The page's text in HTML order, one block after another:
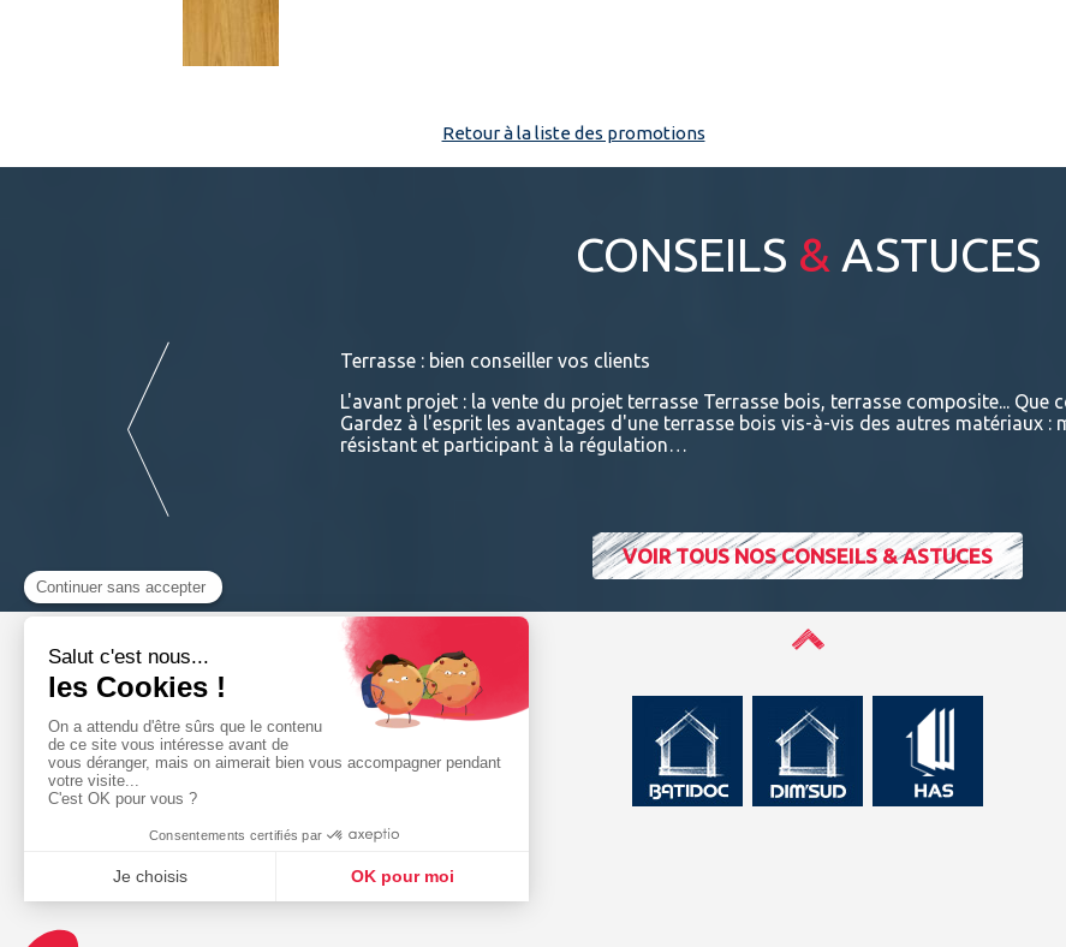
Retour à la liste des promotions
CONSEILS & ASTUCES
Tant sur le prix que sur ses
de professionnels sur ses
Terrasse : bien conseiller vos clients
L'avant projet : la vente du projet terrasse Terrasse bois, terrasse composite... Que
Gardez à l'esprit les avantages d'une terrasse bois vis-à-vis des autres matériaux :
résistant et participant à la régulation…
VOIR TOUS NOS CONSEILS & ASTUCES
Le groupe
Nos entités
Conseils & Astuces
produits